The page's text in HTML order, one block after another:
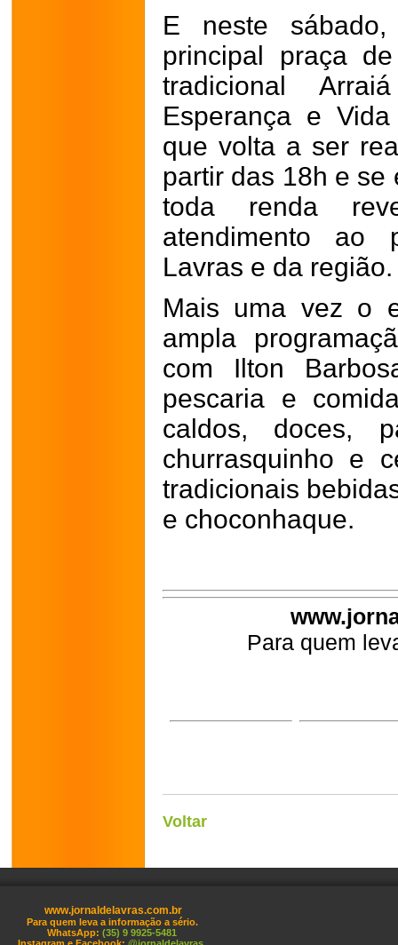
E neste
principal praça
tradicional
Esperança e
que volta a ser
partir das 18h e se
toda renda
atendimento ao
Lavras e da região.
Mais uma vez o
ampla
com Ilton
pescaria e
caldos, doces,
churrasquinho e
tradicionais
e choconhaque.
Para quem
Voltar
www.jornaldelavras.com.br
Para quem leva a informação a sério.
WhatsApp: (35) 9 9925-5481